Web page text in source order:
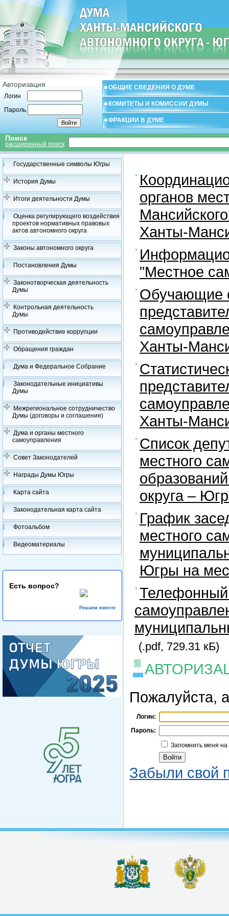
Авторизация
Логин
Пароль
ОБЩИЕ СВЕДЕНИЯ О ДУМЕ
КОМИТЕТЫ И КОМИССИИ ДУМЫ
ФРАКЦИИ В ДУМЕ
Поиск
расширенный поиск
Государственные символы Югры
История Думы
Итоги деятельности Думы
Оценка регулирующего воздействия
проектов нормативных правовых
актов автономного округа
Законы автономного округа
Постановления Думы
Законотворческая деятельность
Думы
Контрольная деятельность
Думы
Противодействие коррупции
Обращения граждан
Дума и Федеральное Собрание
Законодательные инициативы
Думы
Межрегиональное сотрудничество
Думы (договоры и соглашения)
Дума и органы местного
самоуправления
Совет Законодателей
Награды Думы Югры
Карта сайта
Законодательная карта сайта
Фотоальбом
Видеоматериалы
Есть вопрос?
Решаем вместе
органов
Ханты-
"Местное
Обучающие
Ханты-
Ханты-
Список
местного
округа –
График
местного
Югры на
Телефонный
(.pdf, 729.31 кБ)
Пожалуйста,
Логин:
Пароль:
Запомнить меня
Забыли свой